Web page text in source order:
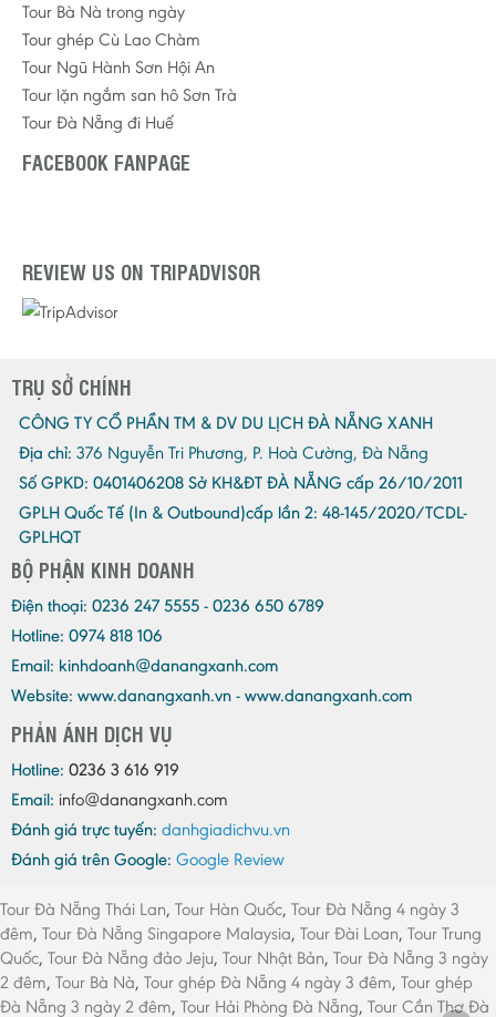
Tour Bà Nà trong ngày
Tour ghép Cù Lao Chàm
Tour Ngũ Hành Sơn Hội An
Tour lặn ngắm san hô Sơn Trà
Tour Đà Nẵng đi Huế
FACEBOOK FANPAGE
REVIEW US ON TRIPADVISOR
TRỤ SỞ CHÍNH
CÔNG TY CỔ PHẦN TM & DV DU LỊCH ĐÀ NẴNG XANH
Địa chỉ: 376 Nguyễn Tri Phương, P. Hoà Cường, Đà Nẵng
Số GPKD: 0401406208 Sở KH&ĐT ĐÀ NẴNG cấp 26/10/2011
GPLH Quốc Tế (In & Outbound)cấp lần 2: 48-145/2020/TCDL-
GPLHQT
BỘ PHẬN KINH DOANH
Điện thoại: 0236 247 5555 - 0236 650 6789
Hotline: 0974 818 106
Email: kinhdoanh@danangxanh.com
Website: www.danangxanh.vn - www.danangxanh.com
PHẢN ÁNH DỊCH VỤ
Hotline: 0236 3 616 919
Email: info@danangxanh.com
Đánh giá trực tuyến: danhgiadichvu.vn
Đánh giá trên Google: Google Review
Tour Đà Nẵng Thái Lan, Tour Hàn Quốc, Tour Đà Nẵng 4 ngày 3
đêm, Tour Đà Nẵng Singapore Malaysia, Tour Đài Loan, Tour Trung
Quốc, Tour Đà Nẵng đảo Jeju, Tour Nhật Bản, Tour Đà Nẵng 3 ngày
2 đêm, Tour Bà Nà, Tour ghép Đà Nẵng 4 ngày 3 đêm, Tour ghép
Đà Nẵng 3 ngày 2 đêm, Tour Hải Phòng Đà Nẵng, Tour Cần Thơ Đà